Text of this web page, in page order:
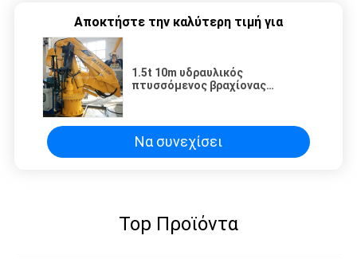
Αποκτήστε την καλύτερη τιμή για
1.5t 10m υδραυλικός
πτυσσόμενος βραχίονας
παράκτιων μονάδων
Να συνεχίσει
Top Προϊόντα